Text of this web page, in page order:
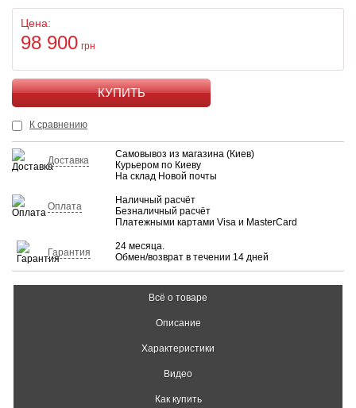
Цена:
98 900 грн
КУПИТЬ
К сравнению
Доставка
Самовывоз из магазина (Киев)
Курьером по Киеву
На склад Новой почты
Оплата
Наличный расчёт
Безналичный расчёт
Платежными картами Visa и MasterCard
Гарантия
24 месяца.
Обмен/возврат в течении 14 дней
Всё о товаре
Описание
Характеристики
Видео
Как купить